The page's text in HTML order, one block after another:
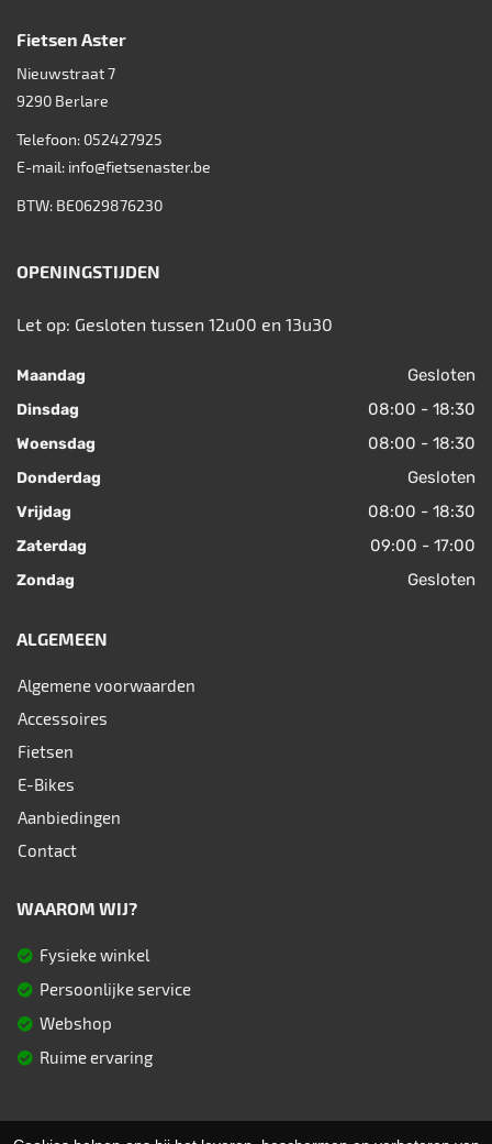
Fietsen Aster
Nieuwstraat 7
9290 Berlare
Telefoon: 052427925
E-mail: info@fietsenaster.be
BTW: BE0629876230
OPENINGSTIJDEN
Let op: Gesloten tussen 12u00 en 13u30
Maandag Gesloten
Dinsdag 08:00 - 18:30
Woensdag 08:00 - 18:30
Donderdag Gesloten
Vrijdag 08:00 - 18:30
Zaterdag 09:00 - 17:00
Zondag Gesloten
ALGEMEEN
Algemene voorwaarden
Accessoires
Fietsen
E-Bikes
Aanbiedingen
Contact
WAAROM WIJ?
Fysieke winkel
Persoonlijke service
Webshop
Ruime ervaring